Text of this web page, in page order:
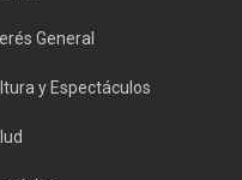
General
y Espectáculos